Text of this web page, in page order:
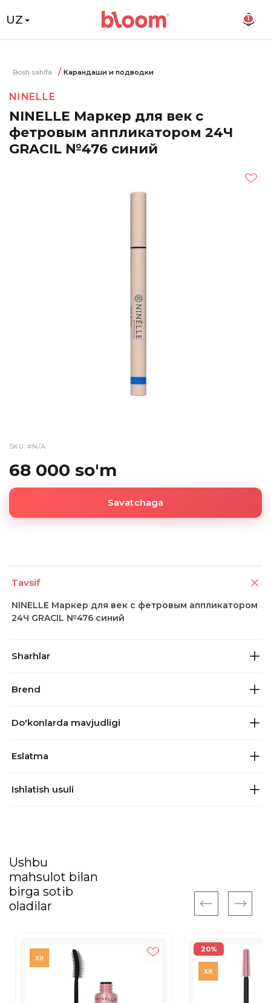
UZ 1
Bosh sahifa Карандаши и подводки
NINELLE
NINELLE Маркер для век с
фетровым аппликатором 24Ч
GRACIL №476 синий
SKU: #N/A
68 000 so'm
Savatchaga
Tavsif
NINELLE Маркер для век с фетровым аппликатором
24Ч GRACIL №476 синий
Sharhlar
Brend
Do'konlarda mavjudligi
Eslatma
Ishlatish usuli
Ushbu
mahsulot bilan
birga sotib
oladilar
20%